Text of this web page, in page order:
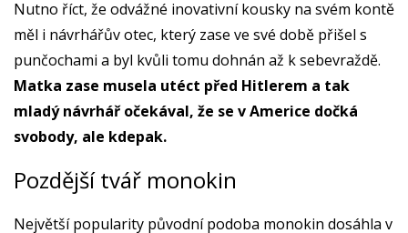
Nutno říct, že odvážné inovativní kousky na svém kontě
měl i návrhářův otec, který zase ve své době přišel s
punčochami a byl kvůli tomu dohnán až k sebevraždě.
Matka zase musela utéct před Hitlerem a tak
mladý návrhář očekával, že se v Americe dočká
svobody, ale kdepak.
Pozdější tvář monokin
Největší popularity původní podoba monokin dosáhla v